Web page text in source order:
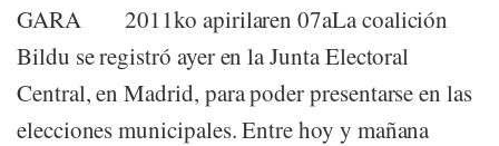
GARA 2011ko apirilaren 07aLa coalición
Bildu se registró ayer en la Junta Electoral
Central, en Madrid, para poder presentarse en las
elecciones municipales. Entre hoy y mañana